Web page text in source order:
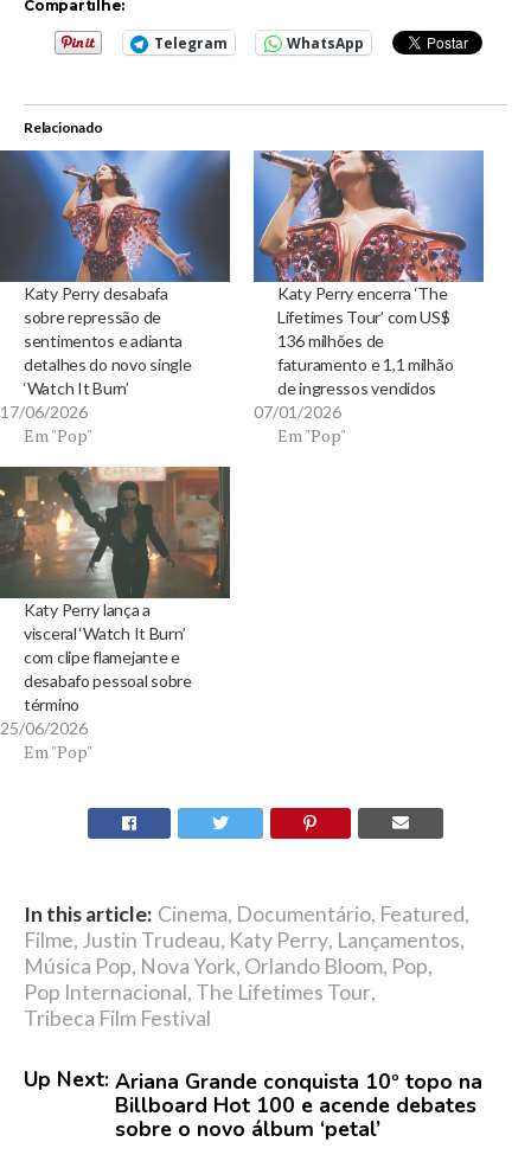
Compartilhe:
Telegram WhatsApp
Relacionado
Katy Perry desabafa
sobre repressão de
sentimentos e adianta
detalhes do novo single
‘Watch It Burn’
17/06/2026
Em "Pop"
Katy Perry encerra ‘The
Lifetimes Tour’ com US$
136 milhões de
faturamento e 1,1 milhão
de ingressos vendidos
07/01/2026
Em "Pop"
Katy Perry lança a
visceral ‘Watch It Burn’
com clipe flamejante e
desabafo pessoal sobre
término
25/06/2026
Em "Pop"
In this article: Cinema, Documentário, Featured,
Filme, Justin Trudeau, Katy Perry, Lançamentos,
Música Pop, Nova York, Orlando Bloom, Pop,
Pop Internacional, The Lifetimes Tour,
Tribeca Film Festival
Up Next: Ariana Grande conquista 10º topo na
Billboard Hot 100 e acende debates
sobre o novo álbum ‘petal’